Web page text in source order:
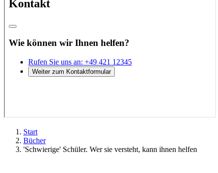
Start
Bücher
'Schwierige' Schüler. Wer sie versteht, kann ihnen helfen